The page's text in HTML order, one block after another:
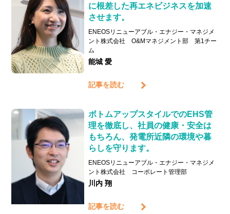
に根差した再エネビジネスを加速
させます。
ENEOSリニューアブル・エナジー・マネジメ
ント株式会社 O&Mマネジメント部 第1チー
ム
能城 愛
記事を読む
ボトムアップスタイルでのEHS管
理を徹底し、社員の健康・安全は
もちろん、発電所近隣の環境や暮
らしを守ります。
ENEOSリニューアブル・エナジー・マネジメ
ント株式会社 コーポレート管理部
川内 翔
記事を読む